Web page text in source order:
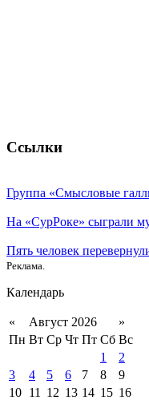
Ссылки
Группа «Смысловые
На «СурРоке» сыграли
Пять человек
Реклама.
Календарь
« Август 2026
»
Пн Вт Ср Чт Пт Сб Вс
1
2
3
4 5 6 7 8
9
10 11 12 13 14 15 16